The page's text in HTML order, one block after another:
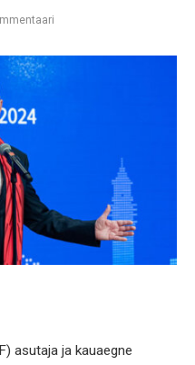
asutaja ja kauaegne